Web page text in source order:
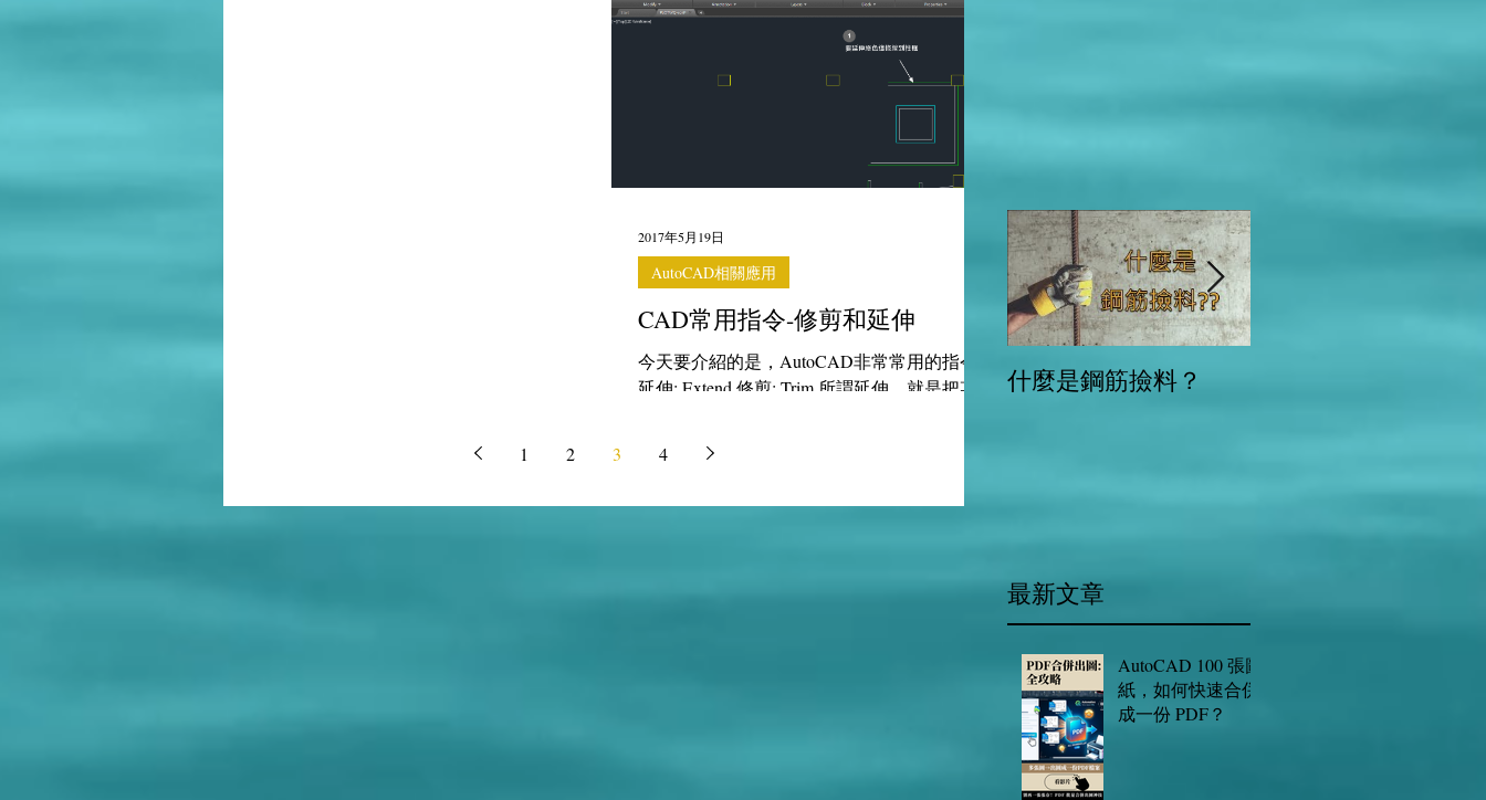
員"視窗應該會跳出來，最上方下拉式選
CAD常用指令-修剪和延伸
今天要介紹的是，AutoCAD非常常用的指令:
延伸: Extend 修剪: Trim 所謂延伸，就是把某
(點圖可放大喔) 延伸 修剪
AutoCAD相關應用
2017年5月19日
1 2 3 4
什麼是鋼筋撿料？
​最新文章
AutoCAD 100 張圖
紙，如何快速合併
成一份 PDF？